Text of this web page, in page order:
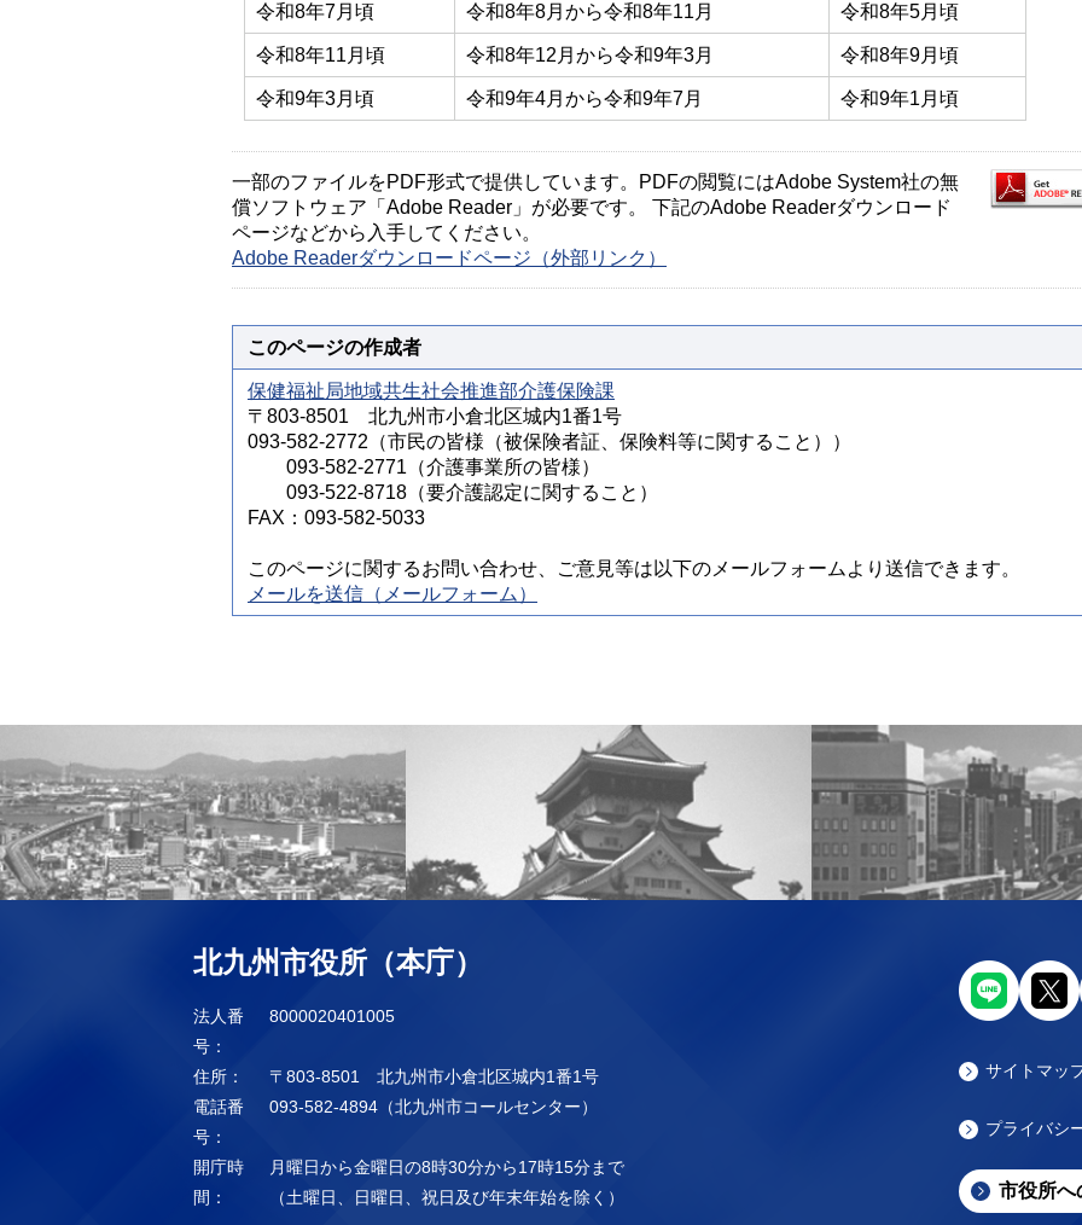
令和8年7月頃 令和8年8月から令和8年11月 令和8年5月頃
令和8年11月頃 令和8年12月から令和9年3月 令和8年9月頃
令和9年3月頃 令和9年4月から令和9年7月 令和9年1月頃
一部のファイルをPDF形式で提供しています。PDFの閲覧にはAdobe System社の無
償ソフトウェア「Adobe Reader」が必要です。 下記のAdobe Readerダウンロード
ページなどから入手してください。
Adobe Readerダウンロードページ（外部リンク）
このページの作成者
保健福祉局地域共生社会推進部介護保険課
〒803-8501 北九州市小倉北区城内1番1号
093-582-2772（市民の皆様（被保険者証、保険料等に関すること））
093-582-2771（介護事業所の皆様）
093-522-8718（要介護認定に関すること）
FAX：093-582-5033
このページに関するお問い合わせ、ご意見等は以下のメールフォームより送信できます。
メールを送信（メールフォーム）
北九州市役所（本庁）
法人番
号：
8000020401005
住所：
〒803-8501 北九州市小倉北区城内1番1号
電話番
号：
093-582-4894（北九州市コールセンター）
開庁時
間：
月曜日から金曜日の8時30分から17時15分まで
（土曜日、日曜日、祝日及び年末年始を除く）
サイトマッ
プライバシ
市役所へ